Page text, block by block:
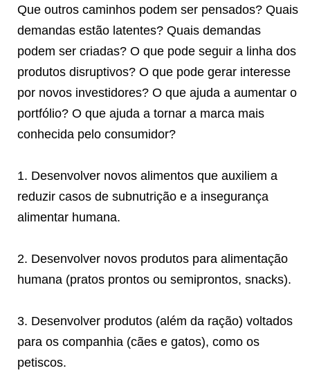
Que outros caminhos podem ser pensados? Quais
demandas estão latentes? Quais demandas
podem ser criadas? O que pode seguir a linha dos
produtos disruptivos? O que pode gerar interesse
por novos investidores? O que ajuda a aumentar o
portfólio? O que ajuda a tornar a marca mais
conhecida pelo consumidor?
1. Desenvolver novos alimentos que auxiliem a
reduzir casos de subnutrição e a insegurança
alimentar humana.
2. Desenvolver novos produtos para alimentação
humana (pratos prontos ou semiprontos, snacks).
3. Desenvolver produtos (além da ração) voltados
para os companhia (cães e gatos), como os
petiscos.